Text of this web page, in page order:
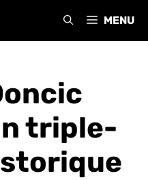
MENU
triple-